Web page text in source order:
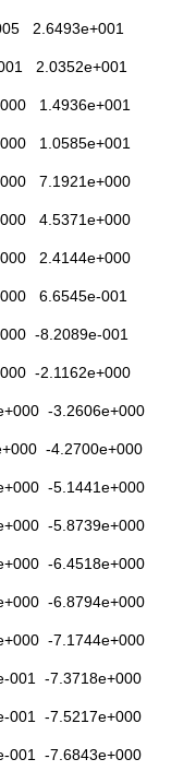
2.6493e+001
2.0352e+001
1.4936e+001
1.0585e+001
7.1921e+000
4.5371e+000
2.4144e+000
6.6545e-001
-8.2089e-001
-2.1162e+000
-3.2606e+000
-4.2700e+000
-5.1441e+000
-5.8739e+000
-6.4518e+000
-6.8794e+000
-7.1744e+000
-7.3718e+000
-7.5217e+000
-7.6843e+000